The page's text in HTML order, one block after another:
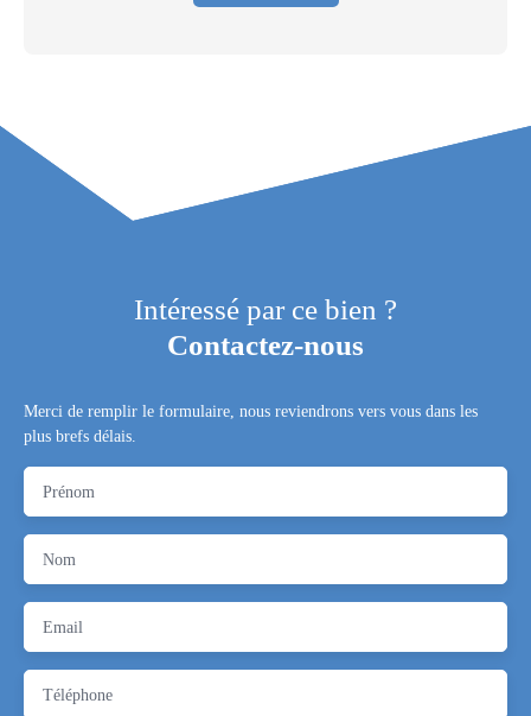
Intéressé par ce bien ?
Contactez-nous
Merci de remplir le formulaire, nous reviendrons vers vous dans les
plus brefs délais.
Prénom
Nom
Email
Téléphone